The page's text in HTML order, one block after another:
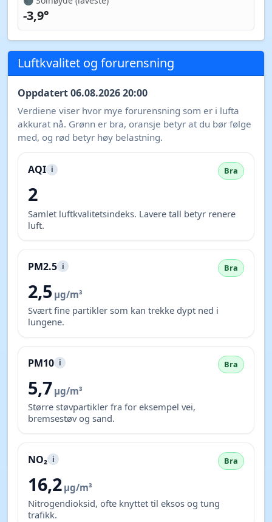
-3,9°
Luftkvalitet og forurensning
Oppdatert 06.08.2026 20:00
Verdiene viser hvor mye forurensning som er i lufta
akkurat nå. Grønn er bra, oransje betyr at du bør følge
med, og rød betyr høy belastning.
AQI i Bra
2
Samlet luftkvalitetsindeks. Lavere tall betyr renere
luft.
PM2.5 i Bra
2,5 µg/m³
Svært fine partikler som kan trekke dypt ned i
lungene.
PM10 i Bra
5,7 µg/m³
Større støvpartikler fra for eksempel vei,
bremsestøv og sand.
NO₂ i Bra
16,2 µg/m³
Nitrogendioksid, ofte knyttet til eksos og tung
trafikk.